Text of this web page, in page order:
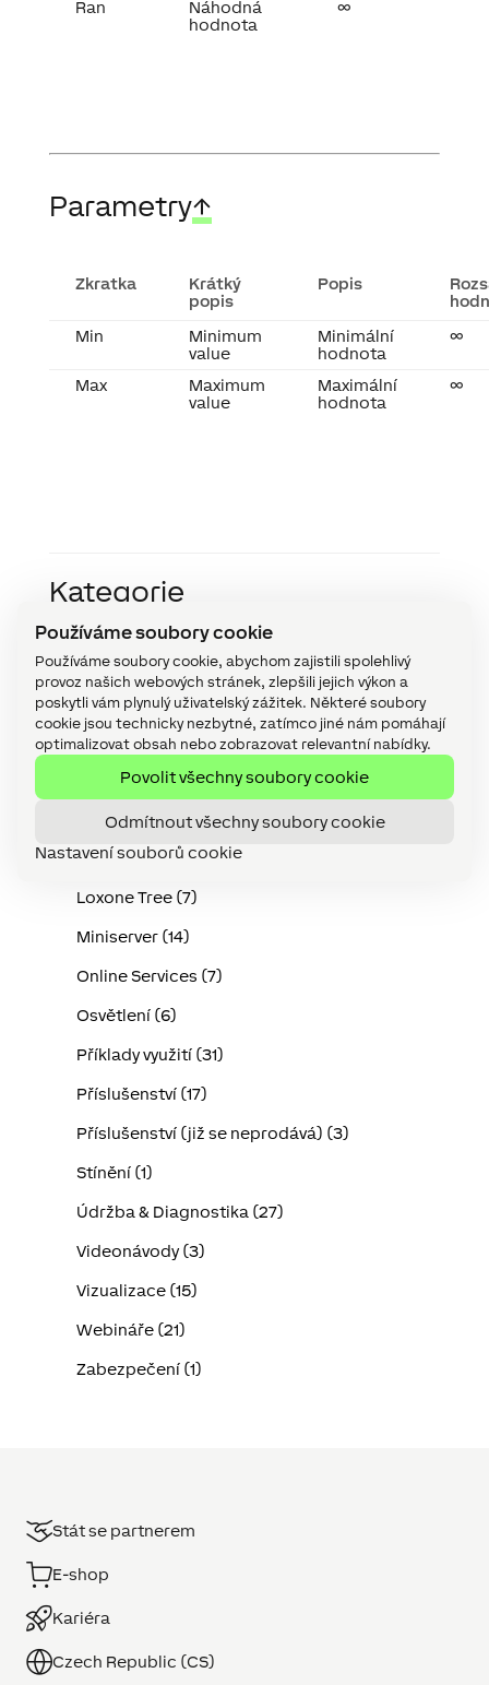
Používáme soubory cookie
Používáme soubory cookie, abychom zajistili spolehlivý
provoz našich webových stránek, zlepšili jejich výkon a
poskytli vám plynulý uživatelský zážitek. Některé soubory
cookie jsou technicky nezbytné, zatímco jiné nám pomáhají
optimalizovat obsah nebo zobrazovat relevantní nabídky.
Povolit všechny soubory cookie
Odmítnout všechny soubory cookie
Nastavení souborů cookie
Ran
Náhodná
hodnota
∞
Parametry↑
Zkratka
Krátký
popis
Popis
Min
Minimum
value
Minimální
hodnota
∞
Max
Maximum
value
Maximální
hodnota
∞
Kategorie
API (2)
Audio (15)
Device (143)
FunctionBlock (69)
Kabeláž (8)
Loxone Air (10)
Loxone Config (143)
Loxone Tree (7)
Miniserver (14)
Online Services (7)
Osvětlení (6)
Příklady využití (31)
Příslušenství (17)
Příslušenství (již se neprodává) (3)
Stínění (1)
Údržba & Diagnostika (27)
Videonávody (3)
Vizualizace (15)
Webináře (21)
Zabezpečení (1)
Stát se partnerem
E-shop
Kariéra
Czech Republic (CS)